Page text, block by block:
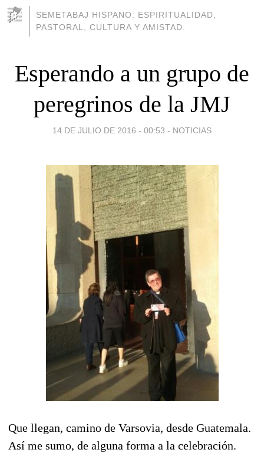
SEMETABAJ HISPANO: ESPIRITUALIDAD,
PASTORAL, CULTURA Y AMISTAD.
Esperando a un grupo de
peregrinos de la JMJ
14 DE JULIO DE 2016 - 00:53 - NOTICIAS
Que llegan, camino de Varsovia, desde Guatemala.
Así me sumo, de alguna forma a la celebración.